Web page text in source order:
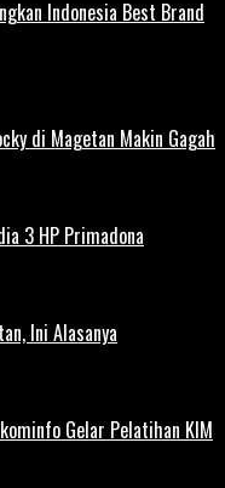
Indonesia Best Brand
di Magetan Makin Gagah
3 HP Primadona
Ini Alasanya
Gelar Pelatihan KIM